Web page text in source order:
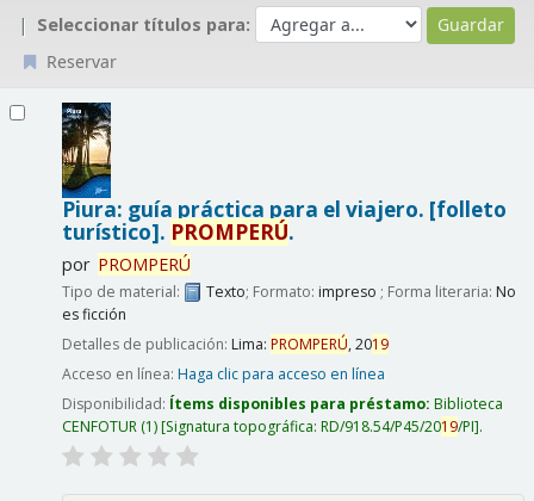
Seleccionar títulos para:
Reservar
Piura: guía práctica para el viajero. [folleto
turístico]. PROMPERÚ.
por PROMPERÚ
Tipo de material: Texto; Formato: impreso ; Forma literaria: No
es ficción
Detalles de publicación: Lima: PROMPERÚ,2019
Acceso en línea: Haga clic para acceso en línea
Disponibilidad: Ítems disponibles para préstamo: Biblioteca
CENFOTUR(1) Signatura topográfica: RD/918.54/P45/2019/PI .